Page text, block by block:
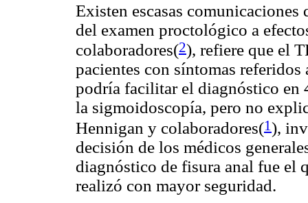
Existen escasas
del examen proctológico a
colaboradores(2), refiere que el
pacientes con síntomas
podría facilitar el diagnóstico en
la sigmoidoscopía, pero no
Hennigan y colaboradores(1),
decisión de los médicos
diagnóstico de fisura anal fue el
realizó con mayor seguridad.